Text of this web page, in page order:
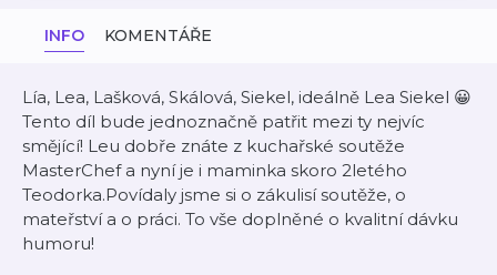
INFO KOMENTÁŘE
Lía, Lea, Lašková, Skálová, Siekel, ideálně Lea Siekel 😀
Tento díl bude jednoznačně patřit mezi ty nejvíc
smějící! Leu dobře znáte z kuchařské soutěže
MasterChef a nyní je i maminka skoro 2letého
Teodorka.Povídaly jsme si o zákulisí soutěže, o
mateřství a o práci. To vše doplněné o kvalitní dávku
humoru!